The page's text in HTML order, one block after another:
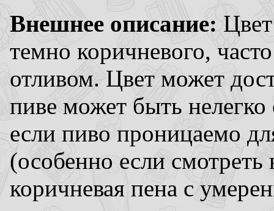
Внешнее описание:
темно коричневого,
отливом. Цвет может
пиве может быть нелегко
если пиво проницаемо
(особенно если
коричневая пена с